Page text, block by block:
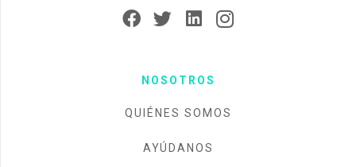
NOSOTROS
QUIÉNES SOMOS
AYÚDANOS